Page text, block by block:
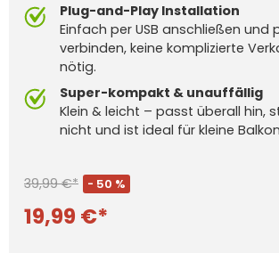
Plug-and-Play Installation
Einfach per USB anschließen und
verbinden, keine komplizierte
nötig.
Super-kompakt & unauffällig
Klein & leicht – passt überall hin,
nicht und ist ideal für kleine
39,99 €* - 50 %
19,99 €*